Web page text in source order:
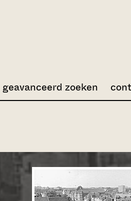
geavanceerd zoeken